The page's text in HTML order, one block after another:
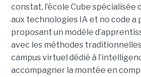
constat, l’école Cube spécialisée
aux technologies IA et no code a
proposant un modèle
avec les méthodes
campus virtuel dédié à
accompagner la montée en